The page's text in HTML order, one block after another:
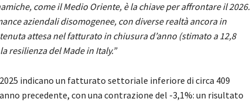
come il Medio Oriente, è la chiave per affrontare il 2026.
aziendali disomogenee, con diverse realtà ancora in
attesa nel fatturato in chiusura d’anno (stimato a 12,8
resilienza del Made in Italy.”
indicano un fatturato settoriale inferiore di circa 409
precedente, con una contrazione del -3,1%: un risultato